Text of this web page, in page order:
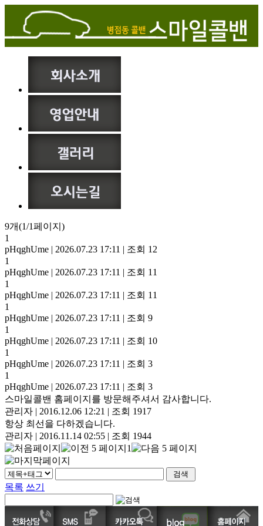
9개(1/1페이지)
1
pHqghUme | 2026.07.23 17:11 | 조회 12
1
pHqghUme | 2026.07.23 17:11 | 조회 11
1
pHqghUme | 2026.07.23 17:11 | 조회 11
1
pHqghUme | 2026.07.23 17:11 | 조회 9
1
pHqghUme | 2026.07.23 17:11 | 조회 10
1
pHqghUme | 2026.07.23 17:11 | 조회 3
1
pHqghUme | 2026.07.23 17:11 | 조회 3
스마일콜밴 홈페이지를 방문해주셔서 감사합니다.
관리자 | 2016.12.06 12:21 | 조회 1917
항상 최선을 다하겠습니다.
관리자 | 2016.11.14 02:55 | 조회 1944
1
목록 쓰기